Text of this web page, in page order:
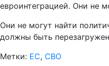
евроинтеграцией. Они не
Они не могут найти
должны быть
Метки: ЕС, СВО